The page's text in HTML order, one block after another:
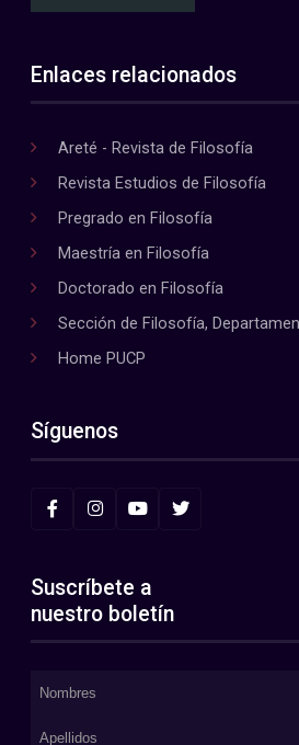
Enlaces relacionados
Areté - Revista de Filosofía
Revista Estudios de Filosofía
Pregrado en Filosofía
Maestría en Filosofía
Doctorado en Filosofía
Sección de Filosofía,
Home PUCP
Síguenos
Suscríbete a
nuestro boletín